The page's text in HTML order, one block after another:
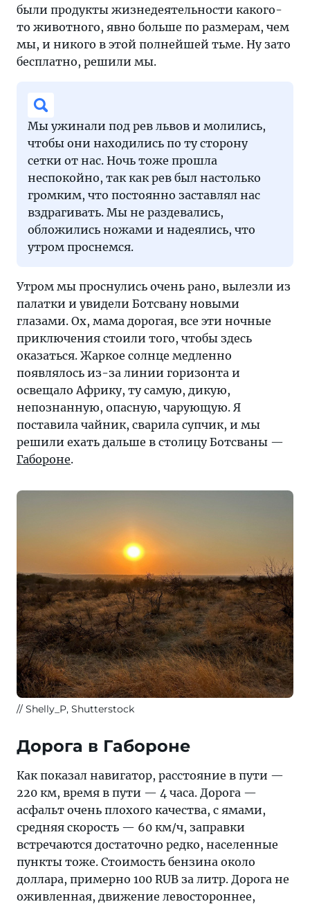
были продукты жизнедеятельности какого-
то животного, явно больше по размерам, чем
мы, и никого в этой полнейшей тьме. Ну зато
бесплатно, решили мы.
Мы ужинали под рев львов и молились,
чтобы они находились по ту сторону
сетки от нас. Ночь тоже прошла
неспокойно, так как рев был настолько
громким, что постоянно заставлял нас
вздрагивать. Мы не раздевались,
обложились ножами и надеялись, что
утром проснемся.
Утром мы проснулись очень рано, вылезли из
палатки и увидели Ботсвану новыми
глазами. Ох, мама дорогая, все эти ночные
приключения стоили того, чтобы здесь
оказаться. Жаркое солнце медленно
появлялось из-за линии горизонта и
освещало Африку, ту самую, дикую,
непознанную, опасную, чарующую. Я
поставила чайник, сварила супчик, и мы
решили ехать дальше в столицу Ботсваны —
Габороне.
Shelly_P, Shutterstock
Дорога в Габороне
Как показал навигатор, расстояние в пути —
220 км, время в пути — 4 часа. Дорога —
асфальт очень плохого качества, с ямами,
средняя скорость — 60 км/ч, заправки
встречаются достаточно редко, населенные
пункты тоже. Стоимость бензина около
доллара, примерно 100 RUB за литр. Дорога не
оживленная, движение левостороннее,